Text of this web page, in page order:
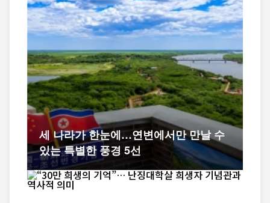
세 나라가 한눈에…연변에서만 만날 수
있는 특별한 풍경 5선